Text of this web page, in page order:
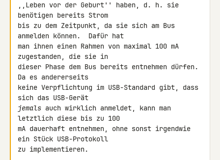
,,Leben vor der Geburt'' haben, d. h. sie
benötigen bereits Strom
bis zu dem Zeitpunkt, da sie sich am Bus
anmelden können.  Dafür hat
man ihnen einen Rahmen von maximal 100 mA
zugestanden, die sie in
dieser Phase dem Bus bereits entnehmen dürfen.
Da es andererseits
keine Verpflichtung im USB-Standard gibt, dass
jemals auch wirklich anmeldet, kann man
letztlich diese bis zu 100
mA dauerhaft entnehmen, ohne sonst irgendwie
ein Stück USB-Protokoll
zu implementieren.